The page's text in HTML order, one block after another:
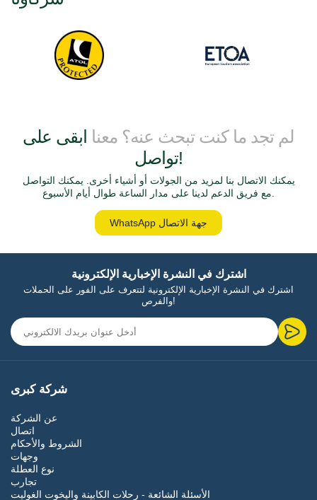
لم تجد ما كنت تبحث عنه؟ معنا ابقى على
تواصل!
يمكنك الاتصال بنا لمزيد من الجولات أو أشياء أخرى. يمكنك التواصل
WhatsApp جهة الاتصال
اشترك في النشرة الإخبارية الإلكترونية
اشترك في النشرة الإخبارية الإلكترونية لتتعرف على الفور على الحملات
والفرص!
شركة كبرى
عن الشركة
اتصال
الشروط والأحكام
وجهات
نوع العطلة
تجارب
الأسئلة الشائعة - رحلات الكابينة واليخوت الغوليت